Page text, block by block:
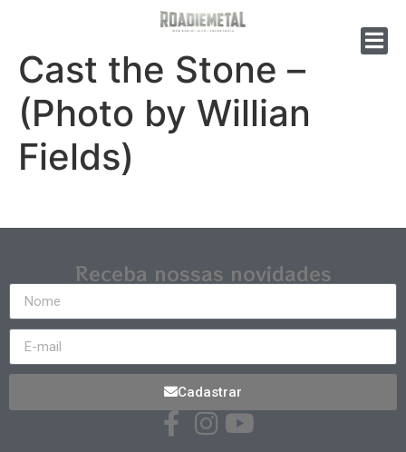
Cast the Stone –
(Photo by Willian
Fields)
Receba nossas novidades
Cadastrar